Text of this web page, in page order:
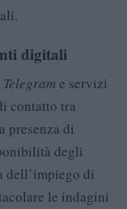
digitali
Telegrame servizi
contatto tra
presenza di
degli
dell’impiego di
le indagini